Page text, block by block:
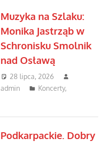
Muzyka na Szlaku:
Monika Jastrząb w
Schronisku Smolnik
nad Osławą
28 lipca, 2026
admin
Koncerty,
Podkarpackie. Dobry